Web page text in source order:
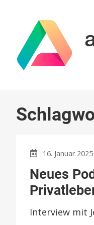
16. Januar 2025
Neues
Interview mit